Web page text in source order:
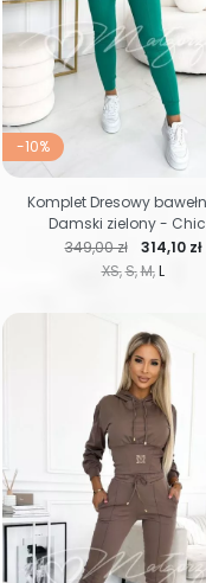
-10%
XS S M L
Cena regularna
349,00 zł Cena
314,10 zł
Komplet Dresowy
Damski zielony -